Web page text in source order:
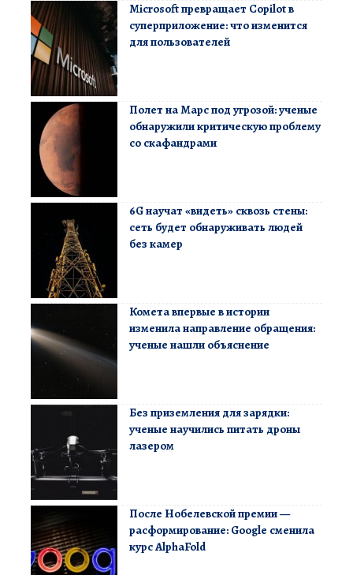
Microsoft превращает Copilot в
суперприложение: что изменится
для пользователей
Полет на Марс под угрозой: ученые
обнаружили критическую проблему
со скафандрами
6G научат «видеть» сквозь стены:
сеть будет обнаруживать людей
без камер
Комета впервые в истории
изменила направление обращения:
ученые нашли объяснение
Без приземления для зарядки:
ученые научились питать дроны
лазером
После Нобелевской премии —
расформирование: Google сменила
курс AlphaFold